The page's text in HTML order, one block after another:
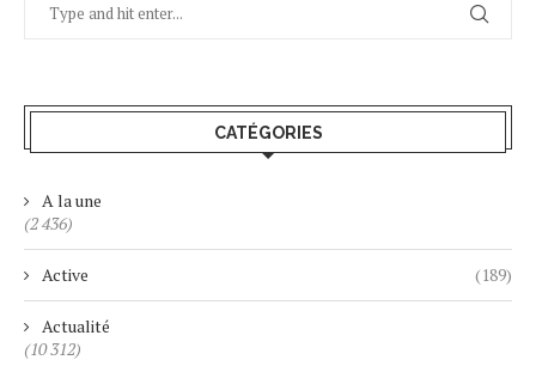
CATÉGORIES
A la une
(2 436)
Active (189)
Actualité
(10 312)